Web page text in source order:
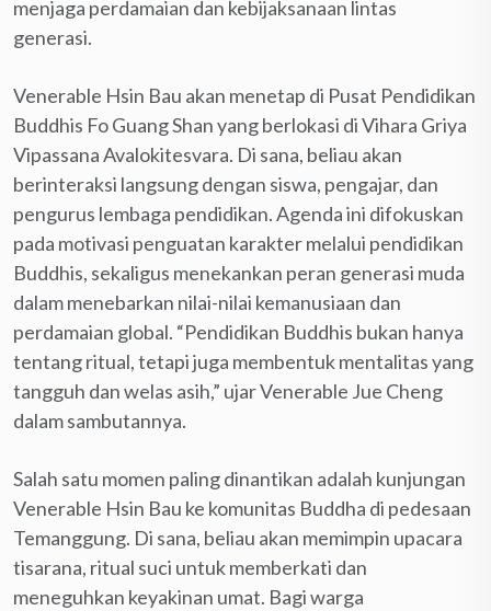
menjaga perdamaian dan kebijaksanaan lintas
generasi.
Venerable Hsin Bau akan menetap di Pusat Pendidikan
Buddhis Fo Guang Shan yang berlokasi di Vihara Griya
Vipassana Avalokitesvara. Di sana, beliau akan
berinteraksi langsung dengan siswa, pengajar, dan
pengurus lembaga pendidikan. Agenda ini difokuskan
pada motivasi penguatan karakter melalui pendidikan
Buddhis, sekaligus menekankan peran generasi muda
dalam menebarkan nilai-nilai kemanusiaan dan
perdamaian global. “Pendidikan Buddhis bukan hanya
tentang ritual, tetapi juga membentuk mentalitas yang
tangguh dan welas asih,” ujar Venerable Jue Cheng
dalam sambutannya.
Salah satu momen paling dinantikan adalah kunjungan
Venerable Hsin Bau ke komunitas Buddha di pedesaan
Temanggung. Di sana, beliau akan memimpin upacara
tisarana, ritual suci untuk memberkati dan
meneguhkan keyakinan umat. Bagi warga